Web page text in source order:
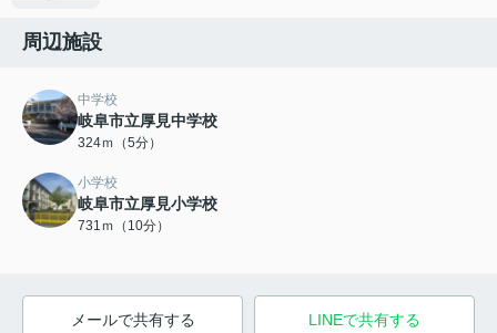
周辺施設
中学校
岐阜市立厚見中学校
324ｍ（5分）
小学校
岐阜市立厚見小学校
731ｍ（10分）
メールで共有する LINEで共有する